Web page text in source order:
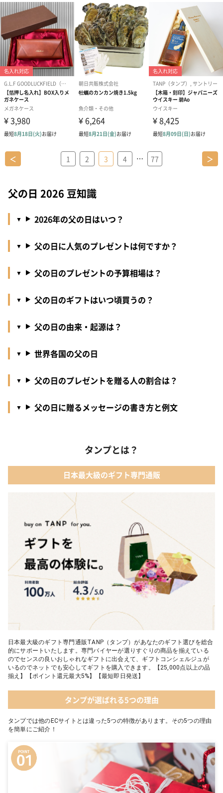
＜ 1 2 3 4 … 77 ＞
父の日 2026 豆知識
2026年の父の日はいつ？
父の日に人気のプレゼントは何ですか？
父の日のプレゼントの予算相場は？
父の日のギフトはいつ頃買うの？
父の日の由来・起源は？
世界各国の父の日
父の日のプレゼントを贈る人の割合は？
父の日に贈るメッセージの書き方と例文
タンプとは？
日本最大級のギフト専門通販
日本最大級のギフト専門通販TANP（タンプ）があなたのギフト選びを総合
的にサポートいたします。専門バイヤーが選りすぐりの商品を揃えている
のでセンスの良いおしゃれなギフトに出会えて、ギフトコンシェルジュが
いるのでネットでも安心してギフトを購入できます。【25,000点以上の品
揃え】【ポイント還元最大5%】【最短即日発送】
タンプが選ばれる5つの理由
タンプでは他のECサイトとは違った5つの特徴があります。その5つの理由
を簡単にご紹介！